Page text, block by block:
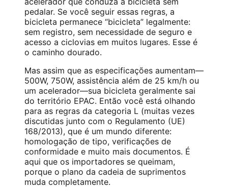
pedalar. Se você seguir essas regras, a
bicicleta permanece “bicicleta” legalmente:
sem registro, sem necessidade de seguro e
acesso a ciclovias em muitos lugares. Esse é
o caminho dourado.
Mas assim que as especificações aumentam—
500W, 750W, assistência além de 25 km/h ou
um acelerador—sua bicicleta geralmente sai
do território EPAC. Então você está olhando
para as regras da categoria L (muitas vezes
discutidas junto com o Regulamento (UE)
168/2013), que é um mundo diferente:
homologação de tipo, verificações de
conformidade e muito mais documentos. É
aqui que os importadores se queimam,
porque o plano da cadeia de suprimentos
muda completamente.